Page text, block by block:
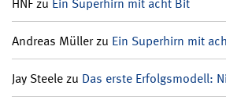
Andreas Müllerzu Ein Superhirn mit
Jay Steelezu Das erste Erfolgsmodell: